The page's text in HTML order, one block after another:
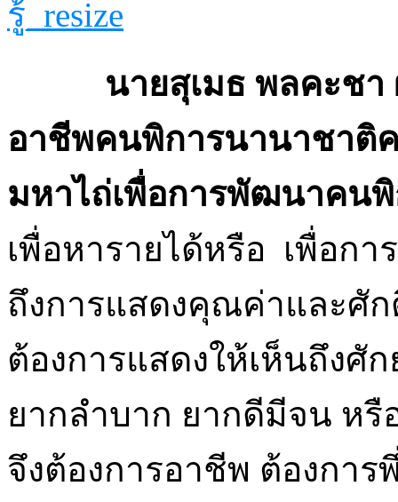
นายสุเมธ พลคะชา
อาชีพคนพิการนานาชาติ
มหาไถ่เพื่อการพัฒนาคน
เพื่อหารายได้หรือ เพื่อก
ถึงการแสดงคุณค่าและศั
ต้องการแสดงให้เห็นถึงศั
ยากลำบาก ยากดีมีจน หรื
จึงต้องการอาชีพ ต้องกา